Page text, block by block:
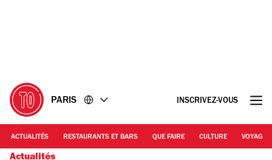
PARIS INSCRIVEZ-VOUS
ACTUALITÉS RESTAURANTS ET BARS QUE FAIRE CULTURE VOYAGE
Actualités